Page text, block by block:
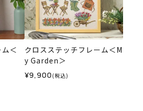
＜
クロスステッチフレーム＜M
y Garden＞
¥9,900 (税込)